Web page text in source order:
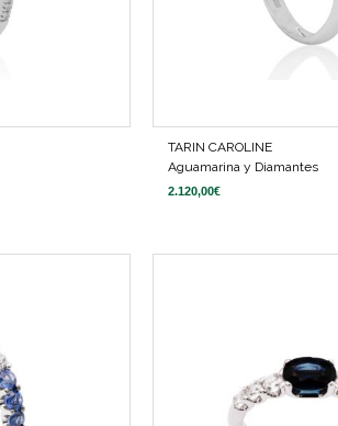
TARIN CAROLINE
Aguamarina y Diamantes
2.120,00€